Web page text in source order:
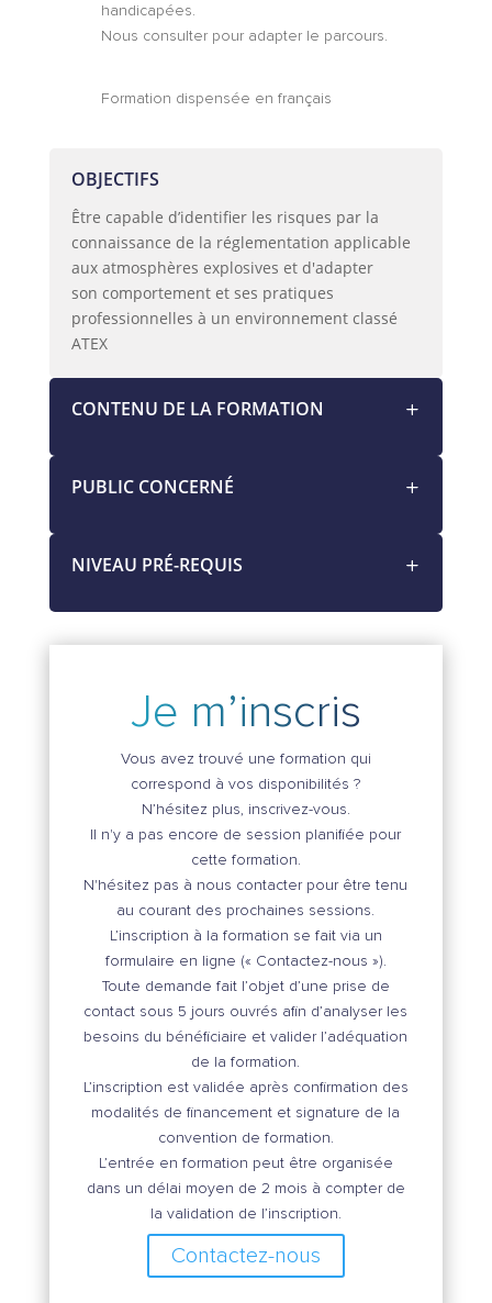
handicapées.
Nous consulter pour adapter le parcours.
Formation dispensée en français
OBJECTIFS
Être capable d’identifier les risques par la
connaissance de la réglementation applicable
aux atmosphères explosives et d'adapter
son comportement et ses pratiques
professionnelles à un environnement classé
ATEX ​
CONTENU DE LA FORMATION
PUBLIC CONCERNÉ
NIVEAU PRÉ-REQUIS
Je m’inscris
Vous avez trouvé une formation qui
correspond à vos disponibilités ?
N’hésitez plus, inscrivez-vous.
Il n'y a pas encore de session planifiée pour
cette formation.
N'hésitez pas à nous contacter pour être tenu
au courant des prochaines sessions.
L’inscription à la formation se fait via un
formulaire en ligne (« Contactez-nous »).
Toute demande fait l’objet d’une prise de
contact sous 5 jours ouvrés afin d’analyser les
besoins du bénéficiaire et valider l’adéquation
de la formation.
L’inscription est validée après confirmation des
modalités de financement et signature de la
convention de formation.
L’entrée en formation peut être organisée
dans un délai moyen de 2 mois à compter de
la validation de l’inscription.
Contactez-nous